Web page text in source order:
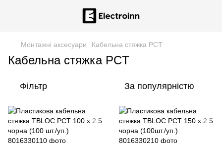
Монтажні аксесуари Кабельна стяжка PCT
Кабельна стяжка PCT
Фільтр За популярністю